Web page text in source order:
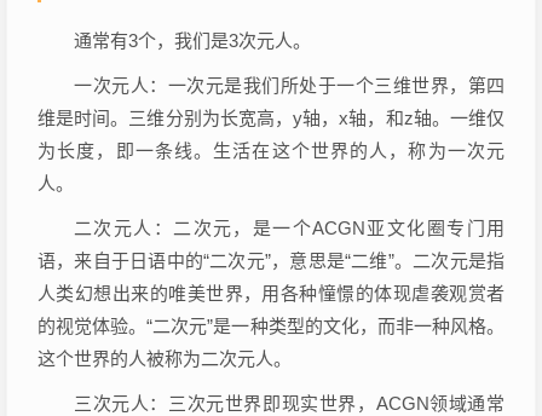
通常有3个，我们是3次元人。
一次元人：一次元是我们所处于一个三维世界，第四
维是时间。三维分别为长宽高，y轴，x轴，和z轴。一维仅
为长度，即一条线。生活在这个世界的人，称为一次元
人。
二次元人：二次元，是一个ACGN亚文化圈专门用
语，来自于日语中的“二次元”，意思是“二维”。二次元是指
人类幻想出来的唯美世界，用各种憧憬的体现虐袭观赏者
的视觉体验。“二次元”是一种类型的文化，而非一种风格。
这个世界的人被称为二次元人。
三次元人：三次元世界即现实世界，ACGN领域通常